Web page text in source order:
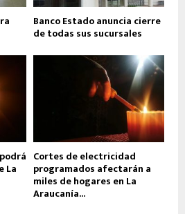
Banco Estado anuncia cierre
de todas sus sucursales
La
Cortes de electricidad
programados afectarán a
miles de hogares en La
Araucanía...